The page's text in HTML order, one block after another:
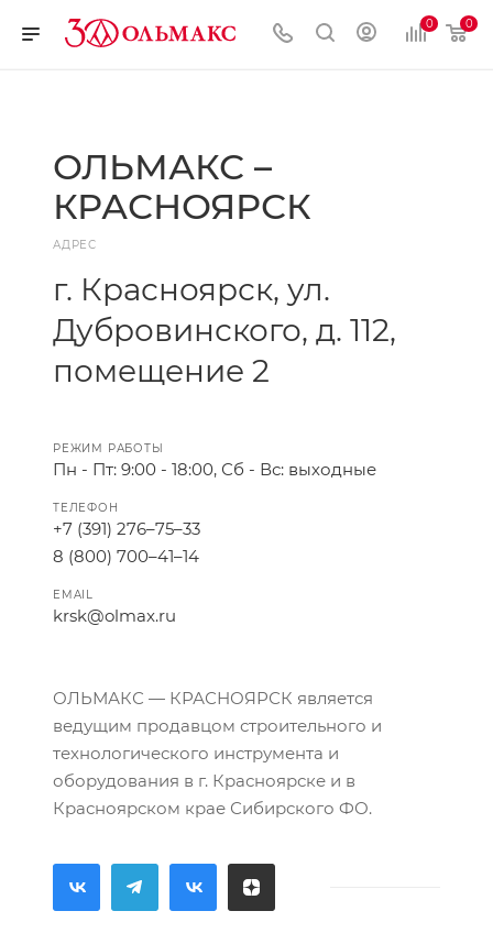
0 0
ОЛЬМАКС –
КРАСНОЯРСК
АДРЕС
г. Красноярск, ул.
Дубровинского, д. 112,
помещение 2
РЕЖИМ РАБОТЫ
Пн - Пт: 9:00 - 18:00, Сб - Вс: выходные
ТЕЛЕФОН
+7 (391) 276–75–33
8 (800) 700–41–14
EMAIL
krsk@olmax.ru
ОЛЬМАКС — КРАСНОЯРСК является
ведущим продавцом строительного и
технологического инструмента и
оборудования в г. Красноярске и в
Красноярском крае Сибирского ФО.